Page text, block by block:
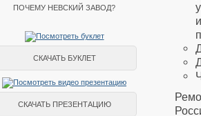
ПОЧЕМУ НЕВСКИЙ ЗАВОД?
СКАЧАТЬ БУКЛЕТ
СКАЧАТЬ ПРЕЗЕНТАЦИЮ